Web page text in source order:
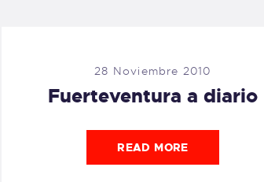
28 Noviembre 2010
Fuerteventura a diario
READ MORE